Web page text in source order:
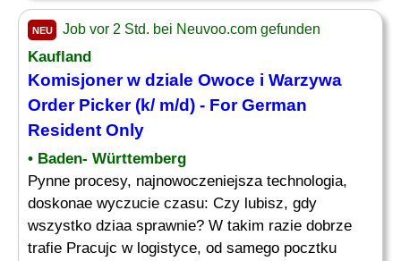
NEU Job vor 2 Std. bei Neuvoo.com gefunden
Kaufland
Komisjoner w dziale Owoce i Warzywa
Order Picker(k/ m/d) - For German
Resident Only
• Baden- Württemberg
Pynne procesy, najnowoczeniejsza technologia,
doskonae wyczucie czasu: Czy lubisz, gdy
wszystko dziaa sprawnie? W takim razie dobrze
trafie Pracujc w logistyce, od samego pocztku